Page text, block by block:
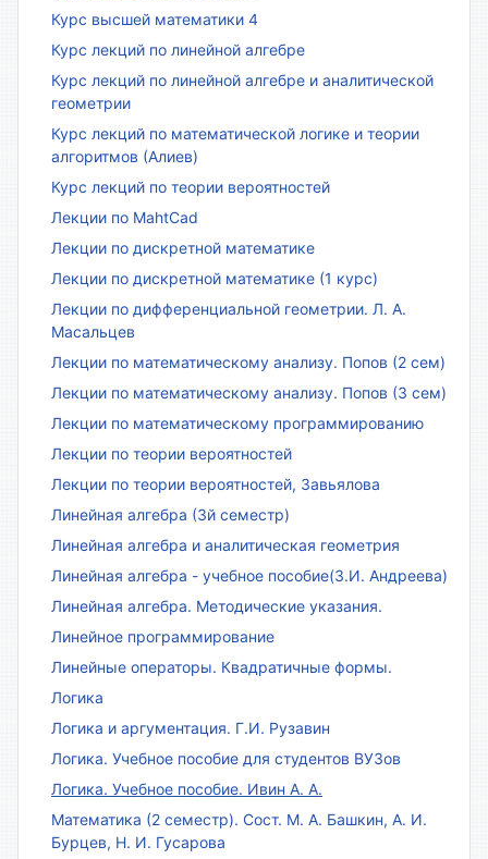
Курс высшей математики 4
Курс лекций по линейной алгебре
Курс лекций по линейной алгебре и аналитической
геометрии
Курс лекций по математической логике и теории
алгоритмов (Алиев)
Курс лекций по теории вероятностей
Лекции по MahtCad
Лекции по дискретной математике
Лекции по дискретной математике (1 курс)
Лекции по дифференциальной геометрии. Л. А.
Масальцев
Лекции по математическому анализу. Попов (2 сем)
Лекции по математическому анализу. Попов (3 сем)
Лекции по математическому программированию
Лекции по теории вероятностей
Лекции по теории вероятностей, Завьялова
Линейная алгебра (3й семестр)
Линейная алгебра и аналитическая геометрия
Линейная алгебра - учебное пособие(З.И. Андреева)
Линейная алгебра. Методические указания.
Линейное программирование
Линейные операторы. Квадратичные формы.
Логика
Логика и аргументация. Г.И. Рузавин
Логика. Учебное пособие для студентов ВУЗов
Логика. Учебное пособие. Ивин А. А.
Математика (2 семестр). Сост. М. А. Башкин, А. И.
Бурцев, Н. И. Гусарова